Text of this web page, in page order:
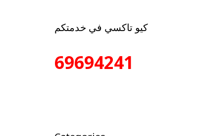
كيو تاكسي في خدمتكم
69694241